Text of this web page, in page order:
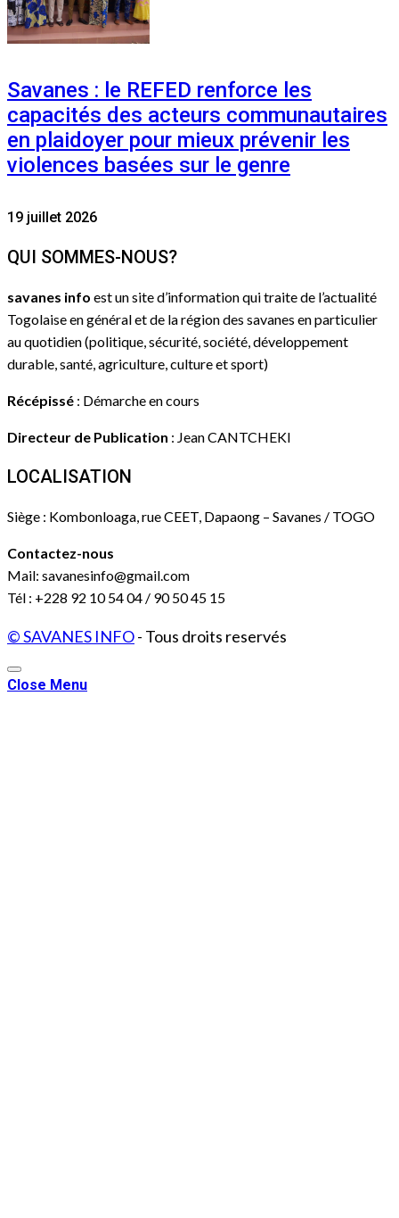
Savanes : le REFED renforce les
capacités des acteurs communautaires
en plaidoyer pour mieux prévenir les
violences basées sur le genre
19 juillet 2026
QUI SOMMES-NOUS?
savanes info est un site d’information qui traite de l’actualité
Togolaise en général et de la région des savanes en particulier
au quotidien (politique, sécurité, société, développement
durable, santé, agriculture, culture et sport)
Récépissé : Démarche en cours
Directeur de Publication : Jean CANTCHEKI
LOCALISATION
Siège : Kombonloaga, rue CEET, Dapaong – Savanes / TOGO
Contactez-nous
Mail: savanesinfo@gmail.com
Tél : +228 92 10 54 04 / 90 50 45 15
© SAVANES INFO- Tous droits reservés
Close Menu